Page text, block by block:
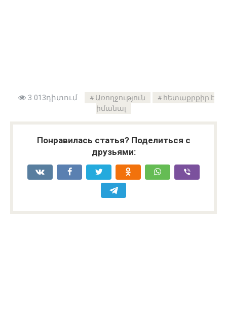
3 013դիտում Առողջություն
հետաքրքիր է
իմանալ
Понравилась статья? Поделиться с
друзьями: